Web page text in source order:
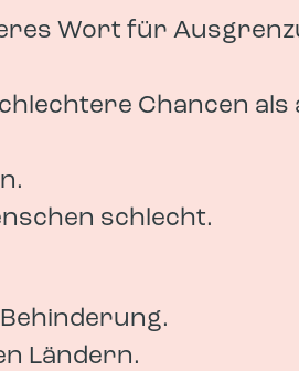
Wort für
Chancen als
schlecht.
Ländern.